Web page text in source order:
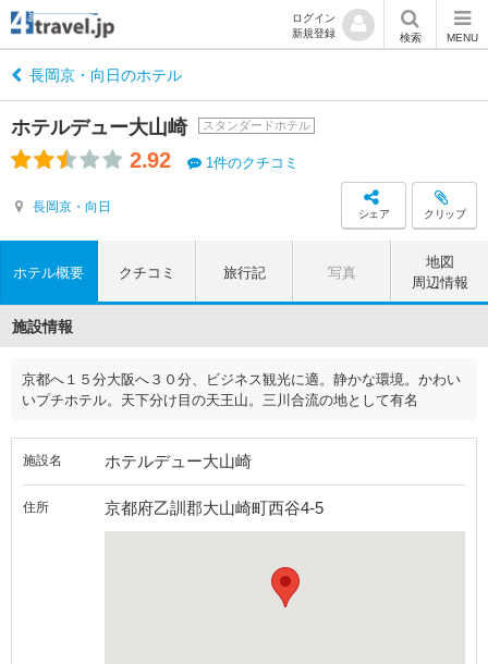
ログイン
新規登録
検索 MENU
長岡京・向日のホテル
ホテルデュー大山崎 スタンダードホテル
2.92 1件のクチコミ
長岡京・向日 シェア クリップ
ホテル概要 クチコミ 旅行記 写真
地図
周辺情報
施設情報
京都へ１５分大阪へ３０分、ビジネス観光に適。静かな環境。かわい
いプチホテル。天下分け目の天王山。三川合流の地として有名
施設名 ホテルデュー大山崎
住所 京都府乙訓郡大山崎町西谷4-5